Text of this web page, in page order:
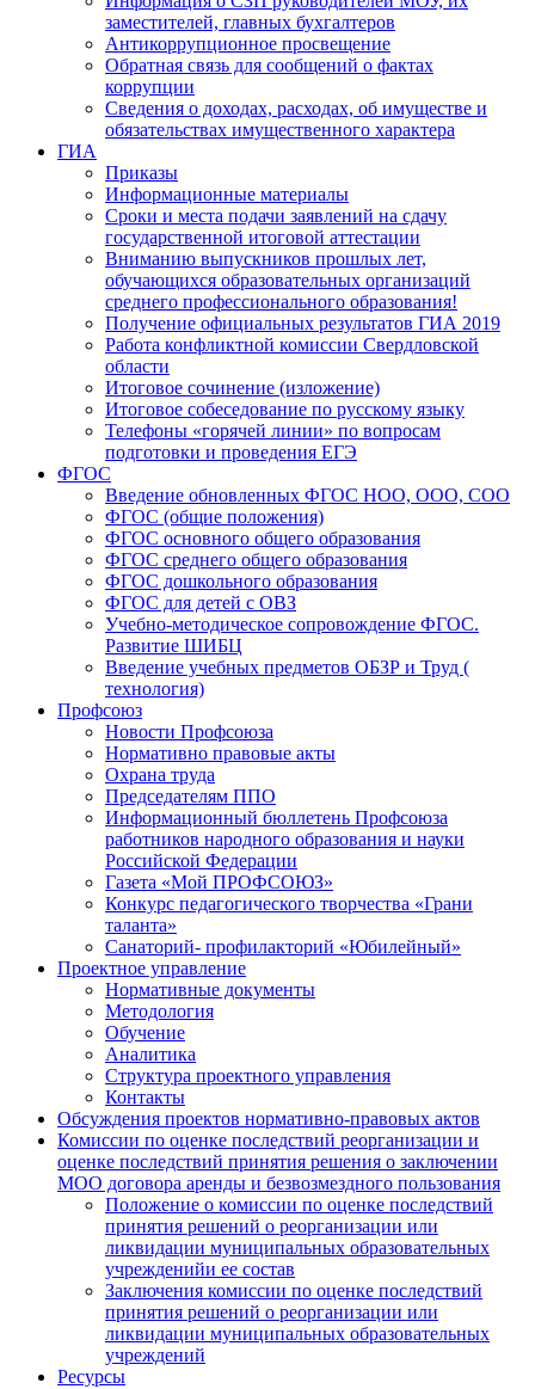
заместителей, главных бухгалтеров
Антикоррупционное просвещение
Обратная связь для сообщений о фактах
коррупции
Сведения о доходах, расходах, об имуществе и
обязательствах имущественного характера
ГИА
Приказы
Информационные материалы
Сроки и места подачи заявлений на сдачу
государственной итоговой аттестации
Вниманию выпускников прошлых лет,
обучающихся образовательных организаций
среднего профессионального образования!
Получение официальных результатов ГИА 2019
Работа конфликтной комиссии Свердловской
области
Итоговое сочинение (изложение)
Итоговое собеседование по русскому языку
Телефоны «горячей линии» по вопросам
подготовки и проведения ЕГЭ
ФГОС
Введение обновленных ФГОС НОО, ООО, СОО
ФГОС (общие положения)
ФГОС основного общего образования
ФГОС среднего общего образования
ФГОС дошкольного образования
ФГОС для детей с ОВЗ
Учебно-методическое сопровождение ФГОС.
Развитие ШИБЦ
Введение учебных предметов ОБЗР и Труд (
технология)
Профсоюз
Новости Профсоюза
Нормативно правовые акты
Охрана труда
Председателям ППО
Информационный бюллетень Профсоюза
работников народного образования и науки
Российской Федерации
Газета «Мой ПРОФСОЮЗ»
Конкурс педагогического творчества «Грани
таланта»
Санаторий- профилакторий «Юбилейный»
Проектное управление
Нормативные документы
Методология
Обучение
Аналитика
Структура проектного управления
Контакты
Обсуждения проектов нормативно-правовых актов
Комиссии по оценке последствий реорганизации и
оценке последствий принятия решения о заключении
МОО договора аренды и безвозмездного пользования
Положение о комиссии по оценке последствий
принятия решений о реорганизации или
ликвидации муниципальных образовательных
учрежденийи ее состав
Заключения комиссии по оценке последствий
принятия решений о реорганизации или
ликвидации муниципальных образовательных
учреждений
Ресурсы